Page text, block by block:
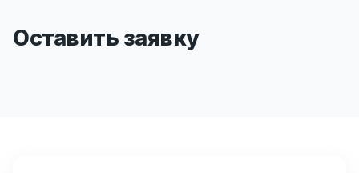
Оставить заявку